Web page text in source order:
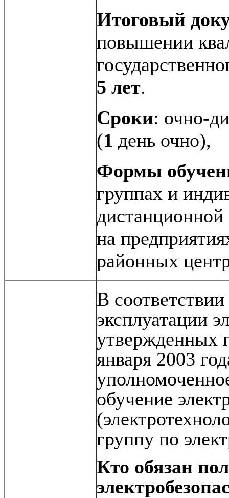
Итоговый
повышении
5 лет.
Сроки: очно-
(1 день очно),
Формы
группах и
на
районных
В
эксплуатации
утвержденных
января 2003
обучение
группу по
Кто обязан